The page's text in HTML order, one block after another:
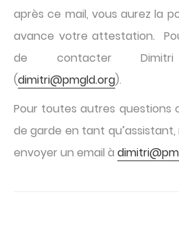
après ce mail, vous aurez la
avance votre attestation.
de contacter
(dimitri@pmgld.org).
Pour toutes autres questions
de garde en tant
envoyer un email à